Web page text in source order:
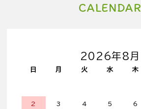
CALENDAR
2026年8月
日 月 火 水 木
2 3 4 5 6